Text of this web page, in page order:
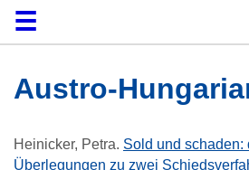
DomůKolekce
Prohlížení
Vyhledávání
O platformě
Nápověda
KontaktDigitalia
Austro-
Heinicker, Petra. Sold und schaden:
Überlegungen zu zwei